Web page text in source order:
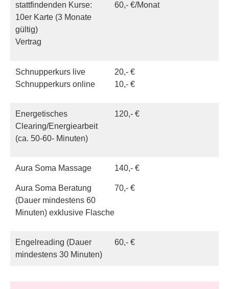
stattfindenden Kurse:
10er Karte (3 Monate
gültig)
Vertrag
60,- €/Monat
Schnupperkurs live
Schnupperkurs online
20,- €
10,- €
Energetisches
Clearing/Energiearbeit
(ca. 50-60- Minuten)
120,- €
Aura Soma Massage
Aura Soma Beratung
(Dauer mindestens 60
Minuten) exklusive Flasche
140,- €
70,- €
Engelreading (Dauer
mindestens 30 Minuten)
60,- €